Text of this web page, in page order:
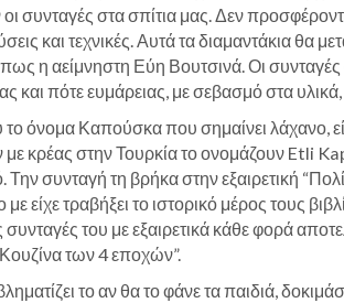
συνταγές στα σπίτια μας. Δεν
και τεχνικές. Αυτά τα διαμαντάκια θα
η αείμνηστη Εύη Βουτσινά. Οι συνταγές
και πότε ευμάρειας, με σεβασμό στα
όνομα Καπούσκα που σημαίνει λάχανο,
με κρέας στην Τουρκία το ονομάζουν Etli
Την συνταγή τη βρήκα στην εξαιρετική
είχε τραβήξει το ιστορικό μέρος τους
συνταγές του με εξαιρετικά κάθε φορά
των 4 εποχών”.
το αν θα το φάνε τα παιδιά,